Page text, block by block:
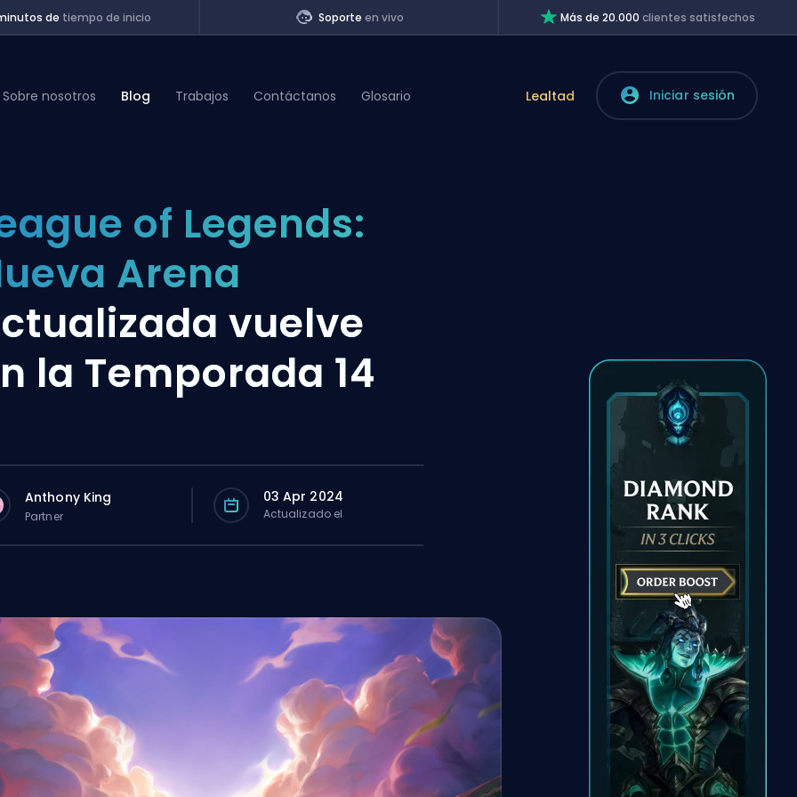
de tiempo de inicio Soporteen vivo Más de 20.000clientes satisfechos
Sobre nosotros Blog Trabajos Contáctanos Glosario Lealtad Iniciar sesión
of Legends:
Arena
vuelve
la Temporada 14
Anthony King
Partner
03 Apr 2024
Actualizado el